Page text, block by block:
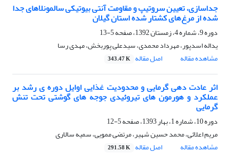
جداسازی، تعیین سروتیپ و مقاومت آنتی بیوتیکی سالمونلاهای جدا
شده از مرغ‌های کشتار شده استان گیلان
دوره 9، شماره 4، زمستان 1392، صفحه
5-13
یداله اسدپور، مهرداد محمدی، سیدعلی پوربخش، مهدی رسا
مشاهده مقاله
اصل مقاله 343.47 K
اثر عادت دهی گرمایی و محدودیت غذایی اوایل دوره ی رشد بر
عملکرد و هورمون های تیروئیدی جوجه های گوشتی تحت تنش
گرمایی
دوره 10، شماره 1، بهار 1393، صفحه
5-12
مریم اعلائی، محمد حسین شهیر، مرتضی ممویی، سمیه سالاری
مشاهده مقاله
اصل مقاله 291.58 K